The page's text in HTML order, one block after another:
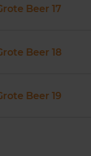
Beer 17
Beer 18
Beer 19